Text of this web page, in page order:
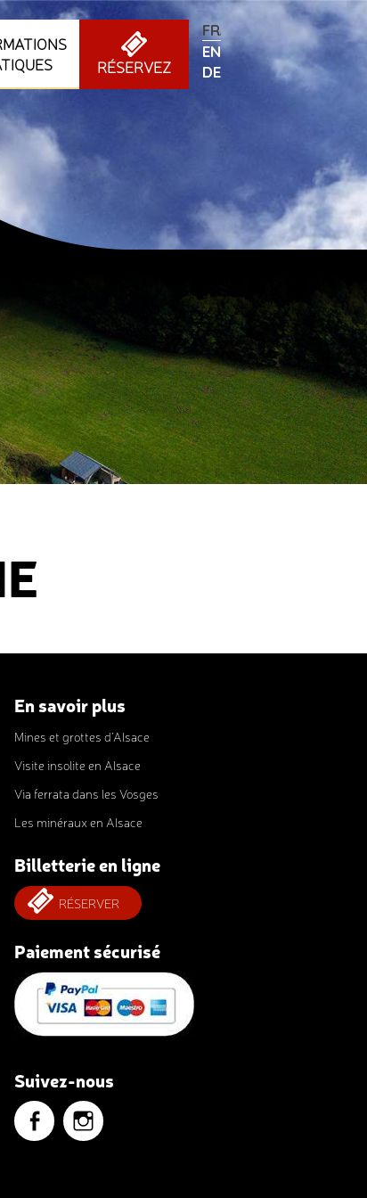
FRANÇAIS
ENGLISH
DEUTSCH
RÉSERVEZ
En savoir plus
Mines et grottes d’Alsace
Visite insolite en Alsace
Via ferrata dans les Vosges
Les minéraux en Alsace
Billetterie en ligne
RÉSERVER
Paiement sécurisé
Suivez-nous
Voir
le
Voir
le